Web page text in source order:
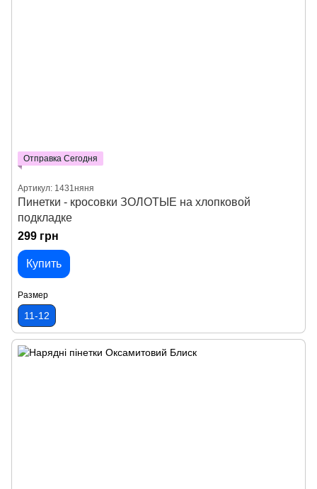
Отправка Сегодня
Артикул: 1431няня
Пинетки - кросовки ЗОЛОТЫЕ на хлопковой
подкладке
299 грн
Купить
Размер
11-12